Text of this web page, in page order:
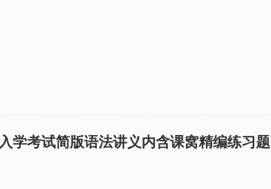
学考试简版语法讲义内含课窝精编练习题